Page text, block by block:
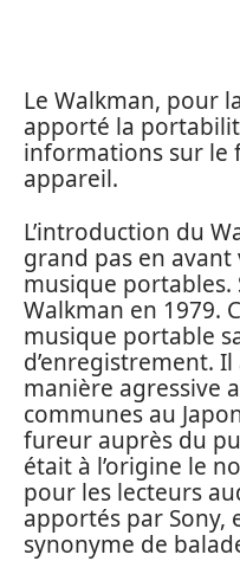
Le Walkman, pour
apporté la
informations sur le
appareil.
L’introduction du
grand pas en avant
musique portables.
Walkman en 1979.
musique portable
d’enregistrement.
manière agressive
communes au
fureur auprès du
était à l’origine le
pour les lecteurs
apportés par Sony,
synonyme de